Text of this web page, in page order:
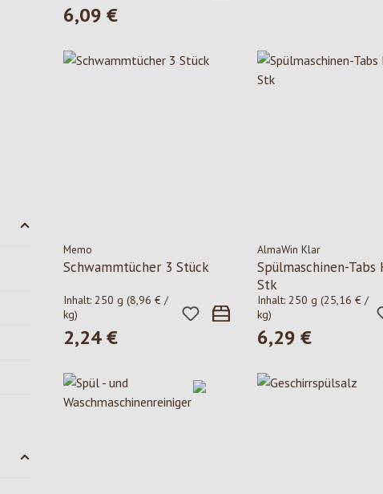
Regulärer Preis:
6,09 €
Memo
Schwammtücher 3 Stück
Inhalt: 250 g (8,96 € /
kg)
Regulärer Preis:
2,24 €
AlmaWin Klar
Spülmaschinen-Tabs
Stk
Inhalt:250 g(25,16 € /
kg)
Regulärer Preis:
6,29 €